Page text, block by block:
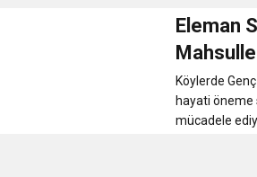
Trabzonspor
Trabzonspor Mitongo
Eleman
Köylerde
hayati öneme
mücadele